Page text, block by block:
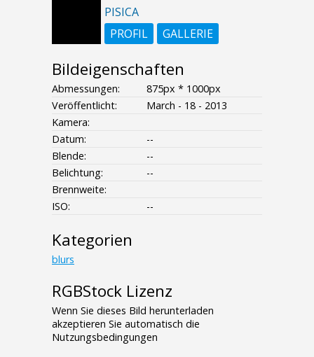
PISICA
PROFIL
GALLERIE
Bildeigenschaften
Abmessungen:
875px * 1000px
Veröffentlicht:
March - 18 - 2013
Kamera:
Datum:
--
Blende:
--
Belichtung:
--
Brennweite:
ISO:
--
Kategorien
blurs
RGBStock Lizenz
Wenn Sie dieses Bild herunterladen
akzeptieren Sie automatisch die
Nutzungsbedingungen